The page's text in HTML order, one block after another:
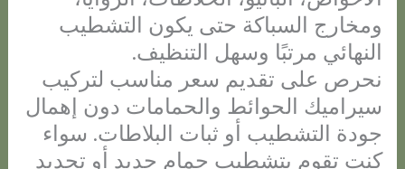
ومخارج السباكة حتى يكون التشطيب
النهائي مرتبًا وسهل التنظيف.
نحرص على تقديم سعر مناسب لتركيب
سيراميك الحوائط والحمامات دون إهمال
جودة التشطيب أو ثبات البلاطات. سواء
كنت تقوم بتشطيب حمام جديد أو تجديد